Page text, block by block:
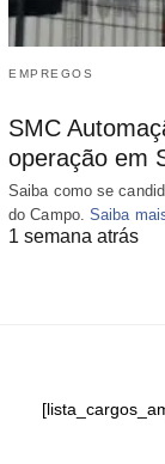
EMPREGOS
SMC
operação em
Saiba como se
do Campo. Saiba
1 semana atrás